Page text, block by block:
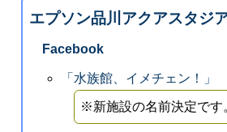
エプソン品川アクアスタジ
Facebook
「水族館、イメチェン！」
※新施設の名前決定です